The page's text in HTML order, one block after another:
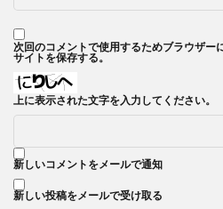
次回のコメントで使用するためブラウザー
サイトを保存する。
上に表示された文字を入力してください。
新しいコメントをメールで通知
新しい投稿をメールで受け取る